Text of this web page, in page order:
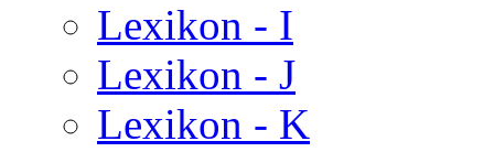
Lexikon - I
Lexikon - J
Lexikon - K